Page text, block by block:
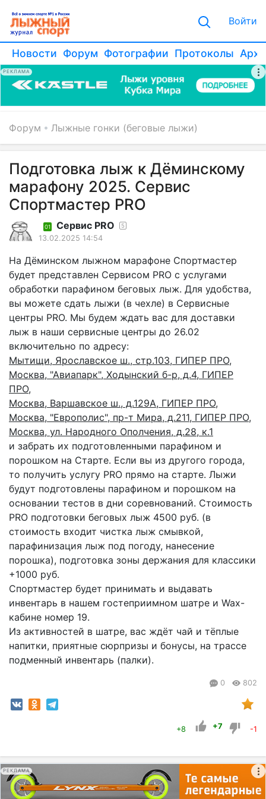
Войти
Новости Форум Фотографии Протоколы
РЕКЛАМА
Форум Лыжные гонки (беговые лыжи)
Подготовка лыж к Дёминскому
марафону 2025. Сервис
Спортмастер PRO
01 Сервис PRO 5
13.02.2025 14:54
На Дёминском лыжном марафоне Спортмастер
будет представлен Сервисом PRO с услугами
обработки парафином беговых лыж. Для удобства,
вы можете сдать лыжи (в чехле) в Сервисные
центры PRO. Мы будем ждать вас для доставки
лыж в наши сервисные центры до 26.02
включительно по адресу:
Мытищи, Ярославское ш., стр.103, ГИПЕР ПРО,
Москва, "Авиапарк", Ходынский б-р, д.4, ГИПЕР
ПРО,
Москва, Варшавское ш., д.129А, ГИПЕР ПРО,
Москва, "Европолис", пр-т Мира, д.211, ГИПЕР ПРО,
Москва, ул. Народного Ополчения, д.28, к.1
и забрать их подготовленными парафином и
порошком на Старте. Если вы из другого города,
то получить услугу PRO прямо на старте. Лыжи
будут подготовлены парафином и порошком на
основании тестов в дни соревнований. Стоимость
PRO подготовки беговых лыж 4500 руб. (в
стоимость входит чистка лыж смывкой,
парафинизация лыж под погоду, нанесение
порошка), подготовка зоны держания для классики
+1000 руб.
Спортмастер будет принимать и выдавать
инвентарь в нашем гостеприимном шатре и Wax-
кабине номер 19.
Из активностей в шатре, вас ждёт чай и тёплые
напитки, приятные сюрпризы и бонусы, на трассе
подменный инвентарь (палки).
0 802
+8 +7 -1
РЕКЛАМА